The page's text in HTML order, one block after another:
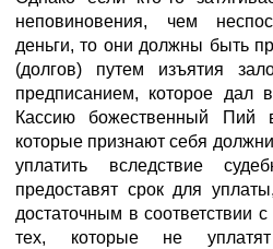
неповиновения, чем
деньги, то они должны быть
(долгов) путем изъятия
предписанием, которое дал
Кассию божественный Пий
которые признают себя
уплатить вследствие
предоставят срок для
достаточным в соответствии
тех, которые не